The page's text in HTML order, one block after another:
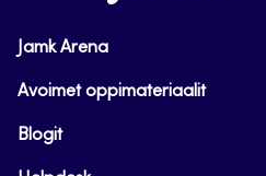
Jamk Arena
Avoimet oppimateriaalit
Blogit